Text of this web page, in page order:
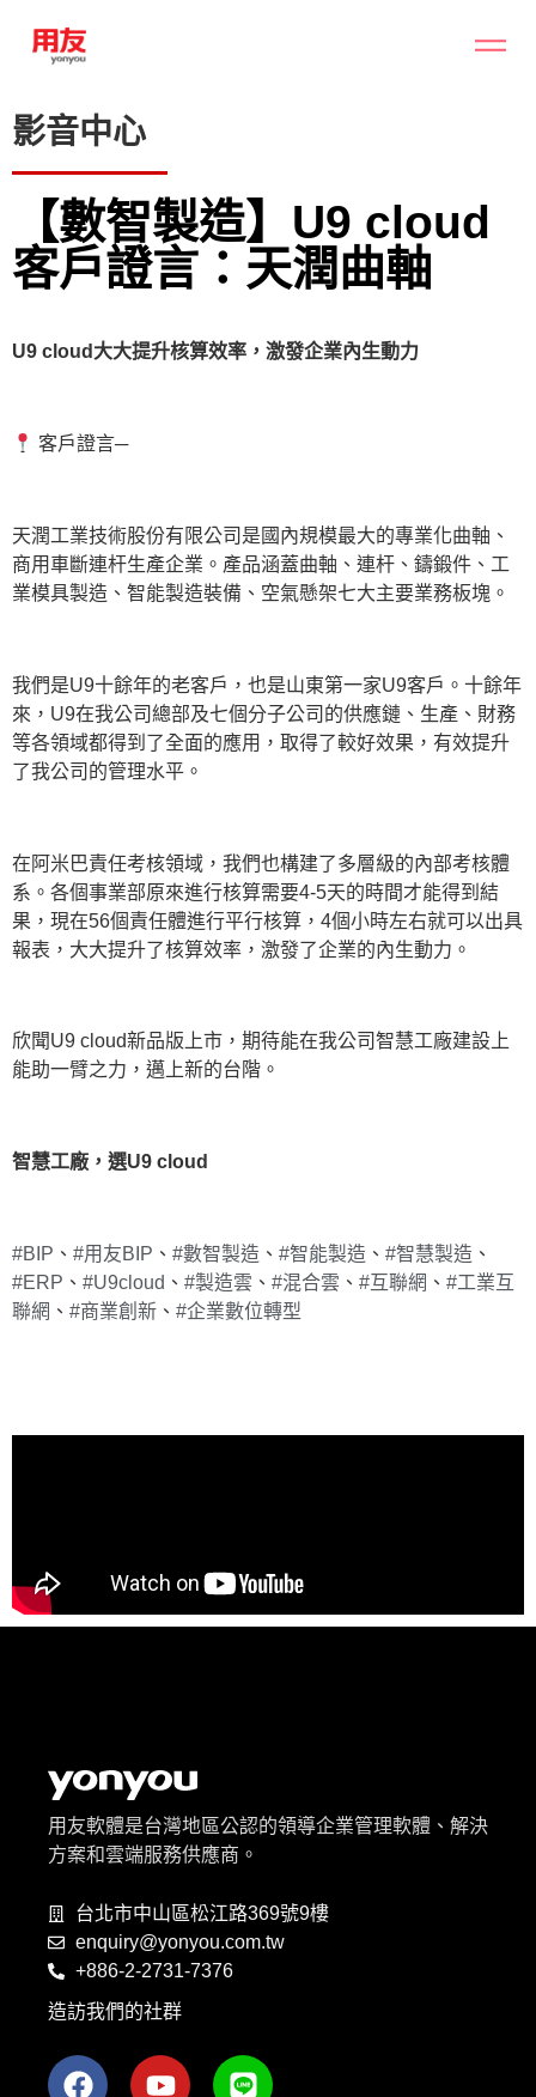
影音中心
【數智製造】U9 cloud
客戶證言：天潤曲軸
U9 cloud大大提升核算效率，激發企業內生動力
客戶證言─
天潤工業技術股份有限公司是國內規模最大的專業化曲軸、
商用車斷連杆生產企業。產品涵蓋曲軸、連杆、鑄鍛件、工
業模具製造、智能製造裝備、空氣懸架七大主要業務板塊。
我們是U9十餘年的老客戶，也是山東第一家U9客戶。十餘年
來，U9在我公司總部及七個分子公司的供應鏈、生產、財務
等各領域都得到了全面的應用，取得了較好效果，有效提升
了我公司的管理水平。
在阿米巴責任考核領域，我們也構建了多層級的內部考核體
系。各個事業部原來進行核算需要4-5天的時間才能得到結
果，現在56個責任體進行平行核算，4個小時左右就可以出具
報表，大大提升了核算效率，激發了企業的內生動力。
欣聞U9 cloud新品版上市，期待能在我公司智慧工廠建設上
能助一臂之力，邁上新的台階。
智慧工廠，選U9 cloud
#BIP 、 #用友BIP 、 #數智製造 、 #智能製造 、 #智慧製造 、
#ERP 、 #U9cloud 、 #製造雲 、 #混合雲 、 #互聯網 、 #工業互
聯網 、 #商業創新 、 #企業數位轉型
用友軟體是台灣地區公認的領導企業管理軟體、解決
方案和雲端服務供應商。
台北市中山區松江路369號9樓
enquiry@yonyou.com.tw
+886-2-2731-7376
造訪我們的社群